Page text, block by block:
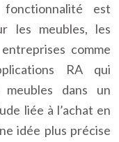
est
les meubles, les
comme
RA qui
dans un
liée à l’achat en
idée plus précise